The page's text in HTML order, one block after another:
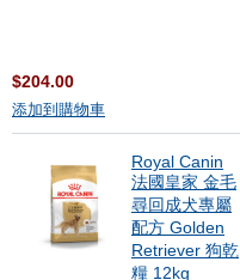
$204.00
添加到購物車
Royal Canin
法國皇家 金毛
尋回成犬專屬
配方 Golden
Retriever 狗乾
糧 12kg